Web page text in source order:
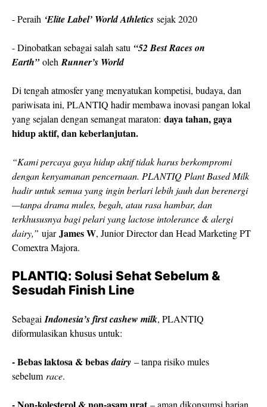
- Peraih ‘Elite Label’ World Athletics sejak 2020
- Dinobatkan sebagai salah satu “52 Best Races on
Earth”oleh Runner’s World
Di tengah atmosfer yang menyatukan kompetisi, budaya, dan
pariwisata ini, PLANTIQ hadir membawa inovasi pangan lokal
yang sejalan dengan semangat maraton: daya tahan, gaya
hidup aktif, dan keberlanjutan.
“Kami percaya gaya hidup aktif tidak harus berkompromi
dengan kenyamanan pencernaan. PLANTIQ Plant Based Milk
hadir untuk semua yang ingin berlari lebih jauh dan berenergi
—tanpa drama mules, begah, atau rasa hambar, dan
terkhususnya bagi pelari yang lactose intolerance & alergi
dairy,” ujarJames W, Junior Director dan Head Marketing PT
Comextra Majora.
PLANTIQ: Solusi Sehat Sebelum &
Sesudah Finish Line
Sebagai Indonesia’s first cashew milk, PLANTIQ
diformulasikan khusus untuk:
- Bebas laktosa & bebasdairy – tanpa risiko mules
sebelum race.
– aman dikonsumsi harian.